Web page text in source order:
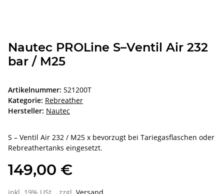
Nautec PROLine S–Ventil Air 232
bar / M25
Artikelnummer: 521200T
Kategorie: Rebreather
Hersteller: Nautec
S – Ventil Air 232 / M25 x bevorzugt bei Tariegasflaschen oder
Rebreathertanks eingesetzt.
149,00 €